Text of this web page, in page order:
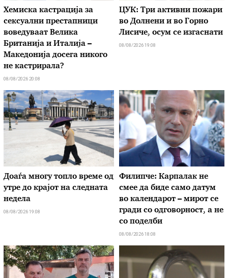
Хемиска кастрација за
сексуални престапници
воведуваат Велика
Британија и Италија –
Македонија досега никого
не кастрирала?
08/08/2026 20:08
ЦУК: Три активни пожари
во Долнени и во Горно
Лисиче, осум се изгаснати
08/08/2026 19:08
Доаѓа многу топло време од
утре до крајот на следната
недела
08/08/2026 19:08
Филипче: Карпалак не
смее да биде само датум
во календарот – мирот се
гради со одговорност, а не
со поделби
08/08/2026 18:08